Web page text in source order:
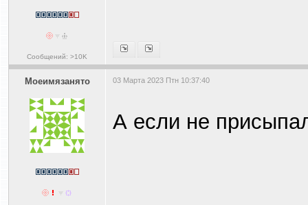
Сообщений: >10K
Моеимязанято 03 Марта 2023 Птн 10:37:40
А если не